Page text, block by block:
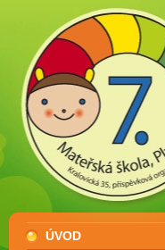
ÚVOD